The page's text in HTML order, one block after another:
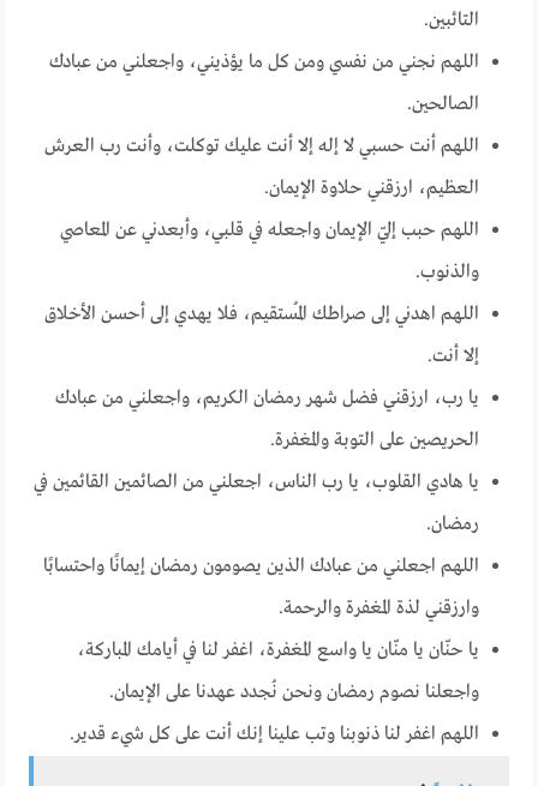
التائبين.
اللهم نجني من نفسي ومن كل ما يؤذيني، واجعلني من عبادك
الصالحين.
اللهم أنت حسبي لا إله إلا أنت عليك توكلت، وأنت رب العرش
العظيم، ارزقني حلاوة الإيمان.
اللهم حبب إليّ الإيمان واجعله في قلبي، وأبعدني عن المعاصي
والذنوب.
اللهم اهدني إلى صراطك المُستقيم، فلا يهدي إلى أحسن الأخلاق
إلا أنت.
يا رب، ارزقني فضل شهر رمضان الكريم، واجعلني من عبادك
الحريصين على التوبة والمغفرة.
يا هادي القلوب، يا رب الناس، اجعلني من الصائمين القائمين في
رمضان.
اللهم اجعلني من عبادك الذين يصومون رمضان إيمانًا واحتسابًا
وارزقني لذة المغفرة والرحمة.
يا حنّان يا منّان يا واسع المغفرة، اغفر لنا في أيامك المباركة،
واجعلنا نصوم رمضان ونحن نُجدد عهدنا على الإيمان.
اللهم اغفر لنا ذنوبنا وتب علينا إنك أنت على كل شيء قدير.